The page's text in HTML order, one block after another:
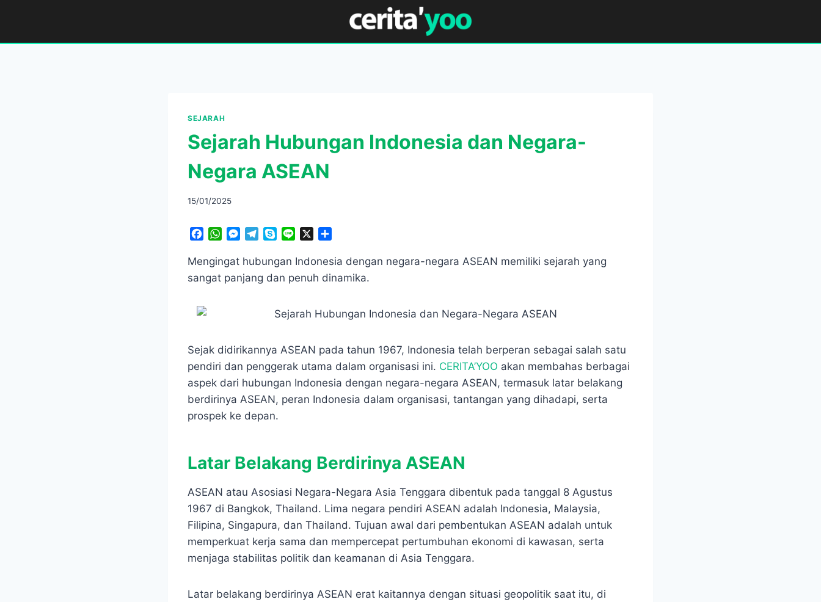
content
SEJARAH
Sejarah Hubungan Indonesia dan Negara-
Negara ASEAN
15/01/2025
c
e
b
o
W
a
t
s
M
s
s
e
l
e
g
y
p
n
e
a
r
Mengingat hubungan Indonesia dengan negara-negara ASEAN memiliki sejarah yang
sangat panjang dan penuh dinamika.
Sejak didirikannya ASEAN pada tahun 1967, Indonesia telah berperan sebagai salah satu
pendiri dan penggerak utama dalam organisasi ini.​ CERITA’YOO akan membahas berbagai
aspek dari hubungan Indonesia dengan negara-negara ASEAN, termasuk latar belakang
berdirinya ASEAN, peran Indonesia dalam organisasi, tantangan yang dihadapi, serta
prospek ke depan.
Latar Belakang Berdirinya ASEAN
ASEAN atau Asosiasi Negara-Negara Asia Tenggara dibentuk pada tanggal 8 Agustus
1967 di Bangkok, Thailand. Lima negara pendiri ASEAN adalah Indonesia, Malaysia,
Filipina, Singapura, dan Thailand. Tujuan awal dari pembentukan ASEAN adalah untuk
memperkuat kerja sama dan mempercepat pertumbuhan ekonomi di kawasan, serta
menjaga stabilitas politik dan keamanan di Asia Tenggara.
Latar belakang berdirinya ASEAN erat kaitannya dengan situasi geopolitik saat itu, di